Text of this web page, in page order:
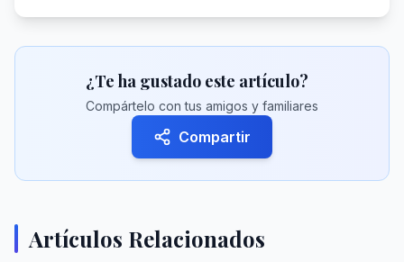
¿Te ha gustado este artículo?
Compártelo con tus amigos y familiares
Compartir
Artículos Relacionados